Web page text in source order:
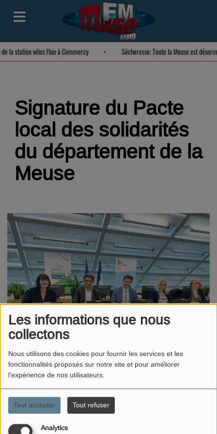
Les informations que nous
collectons
Nous utilisons des cookies pour fournir les services et les
fonctionnalités proposés sur notre site et pour améliorer
l'expérience de nos utilisateurs.
Tout accepter Tout refuser
Analytics
de la station vélos Fluo à Commercy Sécheresse: Toute la Meuse est
Signature du Pacte
local des solidarités
du département de la
Meuse
Signature du Pacte local des solidarités